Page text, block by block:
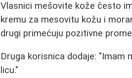
Vlasnici mešovite kože često
kremu za mesovitu kožu i
drugi primećuju pozitivne
Druga korisnica dodaje:
licu."